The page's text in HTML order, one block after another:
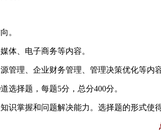
。
体、电子商务等内容。
管理、企业财务管理、管理决策优化等内容
选择题，每题5分，总分400分。
识掌握和问题解决能力。选择题的形式使